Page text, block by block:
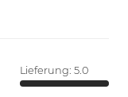
Lieferung: 5.0